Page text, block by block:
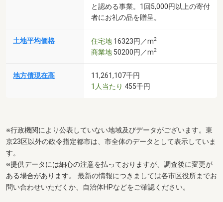
と認める事業。1回5,000円以上の寄付
者にお礼の品を贈呈。
土地平均価格 住宅地 16323円／m2
商業地 50200円／m2
地方債現在高
11,261,107千円
1人当たり 455千円
※行政機関により公表していない地域及びデータがございます。東
京23区以外の政令指定都市は、市全体のデータとして表示していま
す。
※提供データには細心の注意を払っておりますが、調査後に変更が
ある場合があります。 最新の情報につきましては各市区役所までお
問い合わせいただくか、自治体HPなどをご確認ください。